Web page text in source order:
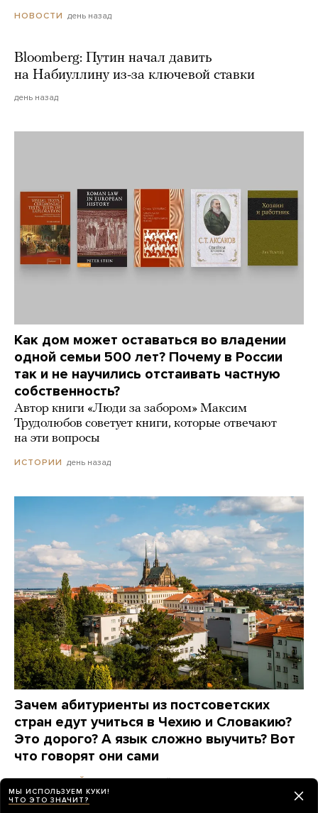
НОВОСТИ день назад
Bloomberg: Путин начал давить
на Набиуллину из-за ключевой ставки
день назад
Как дом может оставаться во владении
одной семьи 500 лет? Почему в России
так и не научились отстаивать частную
собственность?
Автор книги «Люди за забором» Максим
Трудолюбов советует книги, которые отвечают
на эти вопросы
ИСТОРИИ день назад
Зачем абитуриенты из постсоветских
стран едут учиться в Чехию и Словакию?
Это дорого? А язык сложно выучить? Вот
что говорят они сами
ПАРТНЕРСКИЙ МАТЕРИАЛ 7 дней назад
МЫ ИСПОЛЬЗУЕМ КУКИ!
ЧТО ЭТО ЗНАЧИТ?